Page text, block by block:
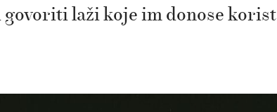
govoriti laži koje im donose korist